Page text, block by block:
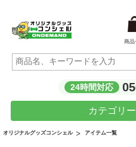
商品
24時間対応
カテゴリ
オリジナルグッズコンシェル アイテム一覧